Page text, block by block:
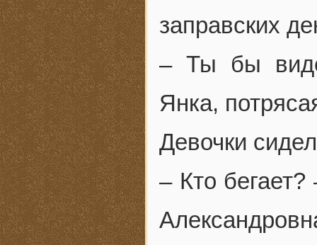
заправских
– Ты бы
Янка,
Девочки
– Кто